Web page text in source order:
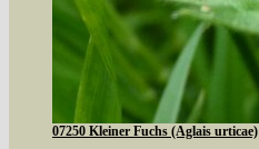
07250 Kleiner Fuchs (Aglais urticae)